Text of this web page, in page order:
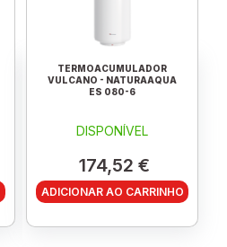
TERMOACUMULADOR
VULCANO - NATURAAQUA
ES 080-6
DISPONÍVEL
174,52 €
ADICIONAR AO CARRINHO